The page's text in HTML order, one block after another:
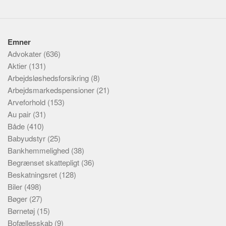
Emner
Advokater (636)
Aktier (131)
Arbejdsløshedsforsikring (8)
Arbejdsmarkedspensioner (21)
Arveforhold (153)
Au pair (31)
Både (410)
Babyudstyr (25)
Bankhemmelighed (38)
Begrænset skattepligt (36)
Beskatningsret (128)
Biler (498)
Bøger (27)
Børnetøj (15)
Bofællesskab (9)